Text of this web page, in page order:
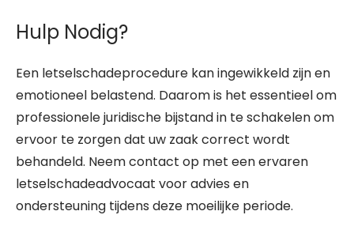
Hulp Nodig?
Een letselschadeprocedure kan ingewikkeld zijn en
emotioneel belastend. Daarom is het essentieel om
professionele juridische bijstand in te schakelen om
ervoor te zorgen dat uw zaak correct wordt
behandeld. Neem contact op met een ervaren
letselschadeadvocaat voor advies en
ondersteuning tijdens deze moeilijke periode.